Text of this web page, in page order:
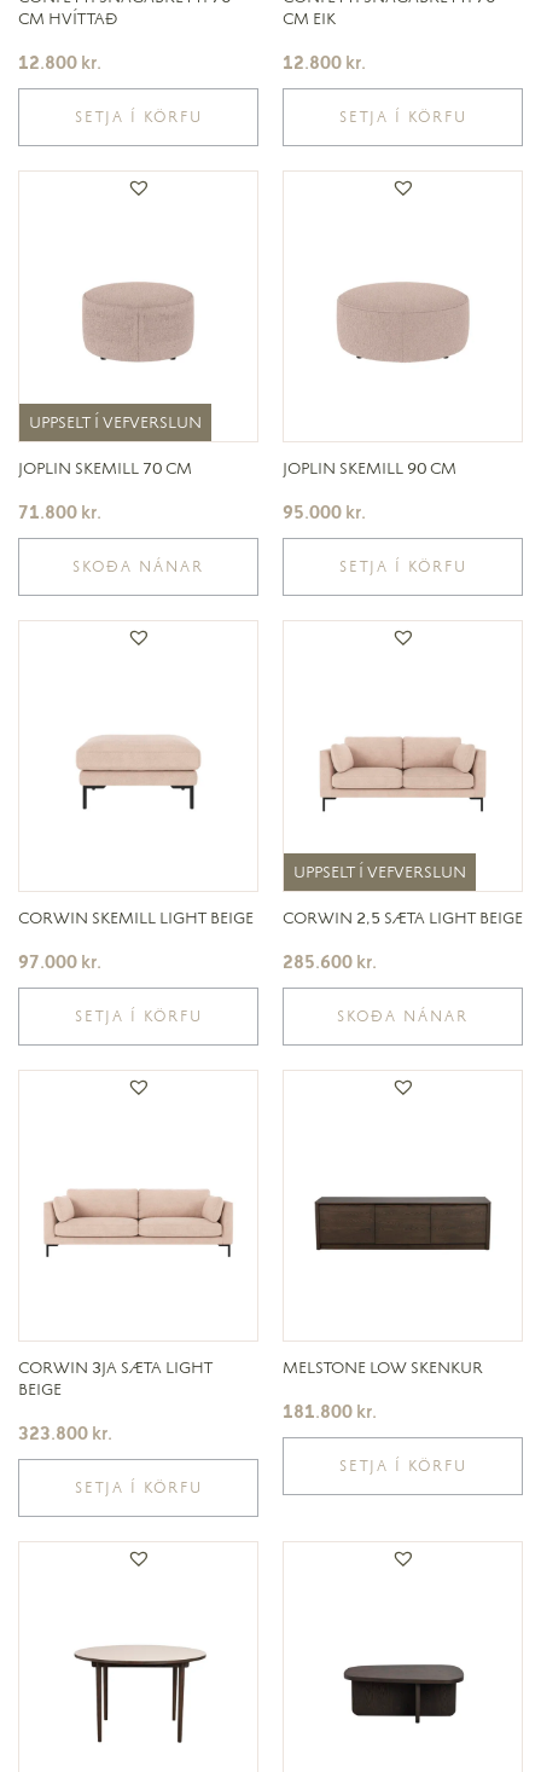
CM HVÍTTAÐ
12.800 kr.
SETJA Í KÖRFU
CM EIK
12.800 kr.
SETJA Í KÖRFU
UPPSELT Í VEFVERSLUN
UPPSELT Í VEFVERSLUN
JOPLIN SKEMILL 70 CM
71.800 kr.
SKOÐA NÁNAR
JOPLIN SKEMILL 90 CM
95.000 kr.
SETJA Í KÖRFU
CORWIN SKEMILL LIGHT BEIGE
97.000 kr.
SETJA Í KÖRFU
UPPSELT Í VEFVERSLUN
UPPSELT Í VEFVERSLUN
CORWIN 2,5 SÆTA LIGHT BEIGE
285.600 kr.
SKOÐA NÁNAR
CORWIN 3JA SÆTA LIGHT
BEIGE
323.800 kr.
SETJA Í KÖRFU
MELSTONE LOW SKENKUR
181.800 kr.
SETJA Í KÖRFU